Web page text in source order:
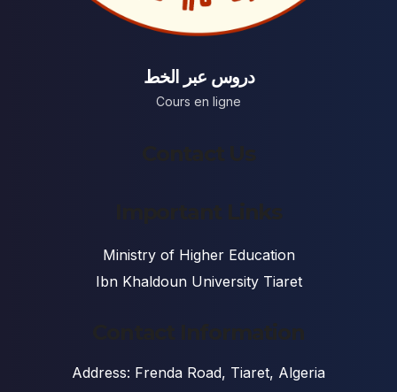
دروس عبر الخط
Cours en ligne
Contact Us
Important Links
Ministry of Higher Education
Ibn Khaldoun University Tiaret
Contact Information
Address: Frenda Road, Tiaret, Algeria